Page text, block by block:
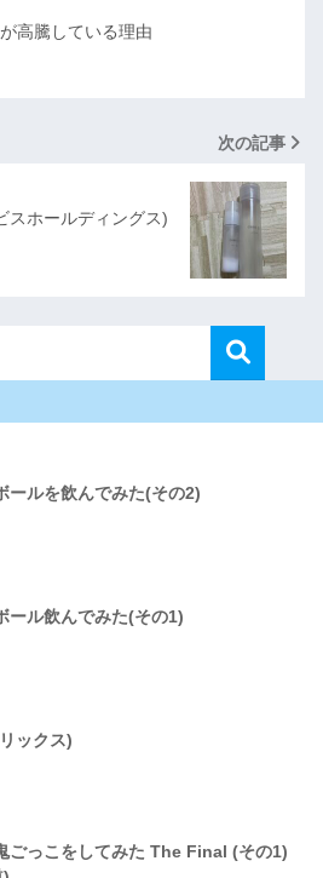
高騰している理由
次の記事
スホールディングス)
ールを飲んでみた(その2)
ール飲んでみた(その1)
ックス)
ごっこをしてみた The Final (その1)